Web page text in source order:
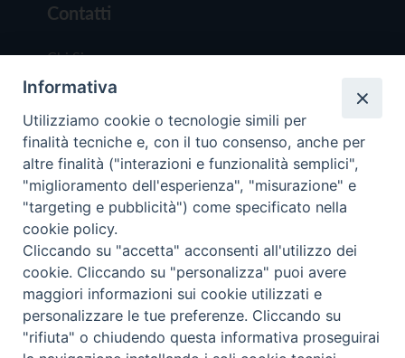
Contatti
Chi Siamo
Redazione
Scrivici
Copyright © 2019 - Tutti i diritti riservati - Vita
Trentina Editrice
Privacy Policy
Torna
Informativa
Utilizziamo cookie o tecnologie simili per
finalità tecniche e, con il tuo consenso, anche per
altre finalità ("interazioni e funzionalità semplici",
"miglioramento dell'esperienza", "misurazione" e
"targeting e pubblicità") come specificato nella
cookie policy.
Cliccando su "accetta" acconsenti all'utilizzo dei
cookie. Cliccando su "personalizza" puoi avere
maggiori informazioni sui cookie utilizzati e
personalizzare le tue preferenze. Cliccando su
"rifiuta" o chiudendo questa informativa proseguirai